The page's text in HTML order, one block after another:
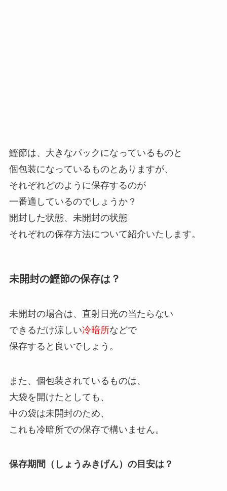
鰹節は、大きなパックになっているものと
個包装になっているものとありますが、
それぞれどのように保存するのが
一番適しているのでしょうか？
開封した状態、未開封の状態
それぞれの保存方法について紹介いたします。
未開封の鰹節の保存は？
未開封の場合は、直射日光の当たらない
できるだけ涼しい冷暗所などで
保存すると良いでしょう。
また、個包装されているものは、
大袋を開けたとしても、
中の袋は未開封のため、
これも冷暗所での保存で構いません。
保存期間（しょうみきげん）の目安は？